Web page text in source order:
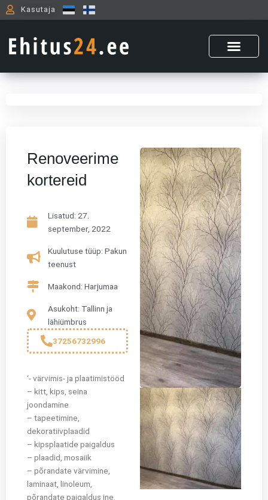
Skip
to
Kasutaja
Renoveerime
kortereid
Lisatud: 27.
september, 2022
Kuulutuse tüüp: Pakun
teenust
Maakond: Harjumaa
Asukoht: Tallinn ja
lähiümbrus
37256732996
‘- värvimis- ja plaatimistööd
– kitt, kips, seina
joondamine
– tapeetimine,
dekoratiivplaadid
– kipsplaatide paigaldus
– plaadid, mosaiik
– põrandate värvimine,
laminaat, linoleum,
põrandate paigaldus jne.